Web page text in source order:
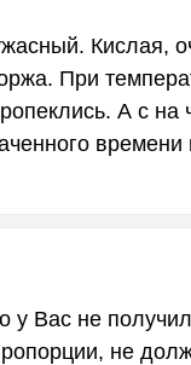
Кислая,
При
А с
у Вас не
не